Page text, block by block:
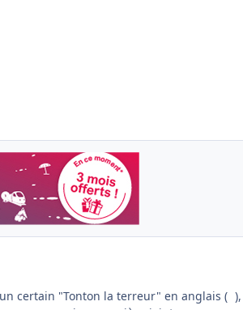
certain "Tonton la terreur" en anglais (